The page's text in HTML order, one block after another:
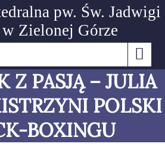
pw. Św. Jadwigi
w Zielonej Górze
Z PASJĄ – JULIA
POLSKI
BOXINGU